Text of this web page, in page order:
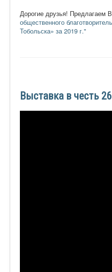
Дорогие друзья! Предлагаем
общественного
Тобольска» за 2019 г."
Выставка в честь